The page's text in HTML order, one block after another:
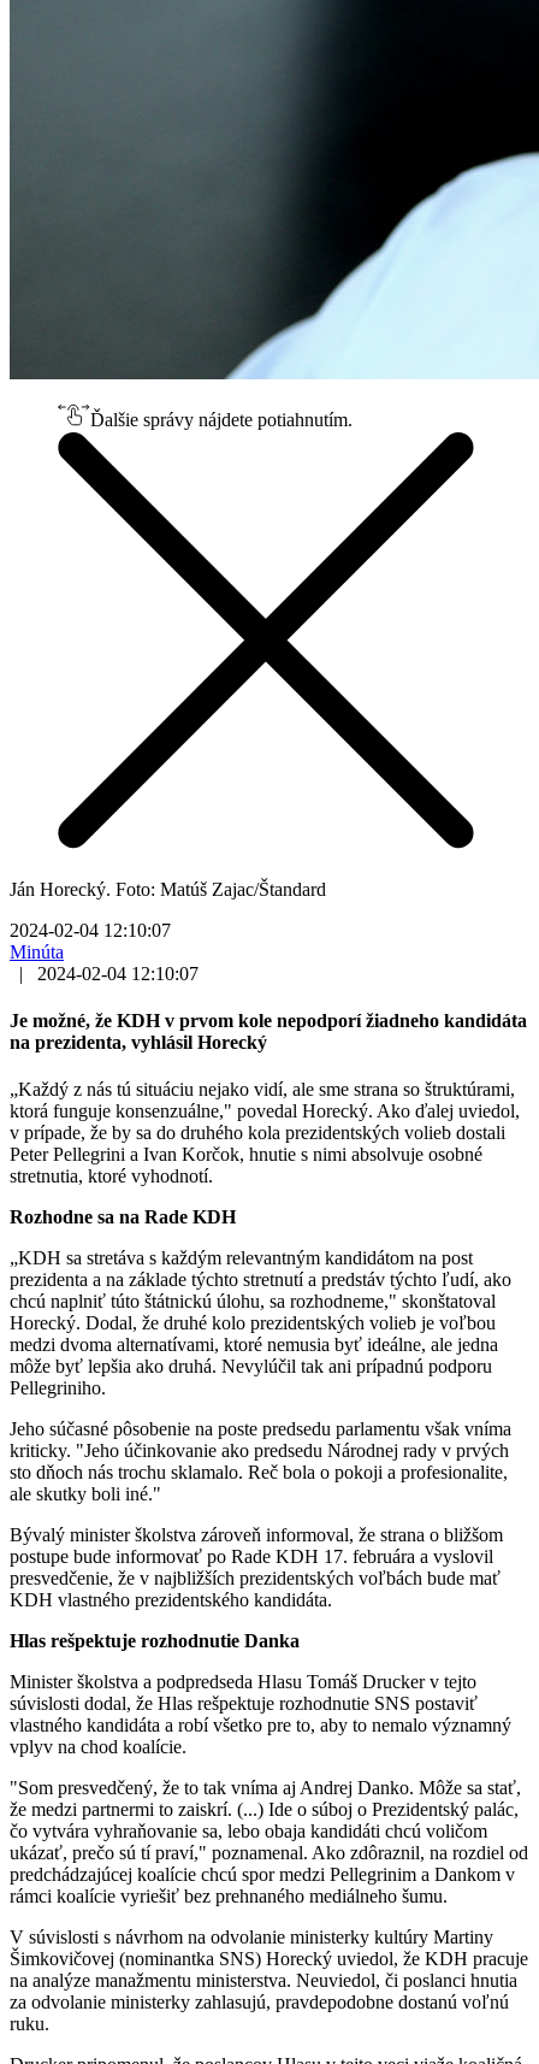
Ďalšie správy nájdete potiahnutím.
Ján Horecký. Foto: Matúš Zajac/Štandard
2024-02-04 12:10:07
Minúta
|
2024-02-04 12:10:07
Je možné, že KDH v prvom kole nepodporí žiadneho kandidáta
na prezidenta, vyhlásil Horecký
„Každý z nás tú situáciu nejako vidí, ale sme strana so štruktúrami,
ktorá funguje konsenzuálne," povedal Horecký. Ako ďalej uviedol,
v prípade, že by sa do druhého kola prezidentských volieb dostali
Peter Pellegrini a Ivan Korčok, hnutie s nimi absolvuje osobné
stretnutia, ktoré vyhodnotí.
Rozhodne sa na Rade KDH
„KDH sa stretáva s každým relevantným kandidátom na post
prezidenta a na základe týchto stretnutí a predstáv týchto ľudí, ako
chcú naplniť túto štátnickú úlohu, sa rozhodneme," skonštatoval
Horecký. Dodal, že druhé kolo prezidentských volieb je voľbou
medzi dvoma alternatívami, ktoré nemusia byť ideálne, ale jedna
môže byť lepšia ako druhá. Nevylúčil tak ani prípadnú podporu
Pellegriniho.
Jeho súčasné pôsobenie na poste predsedu parlamentu však vníma
kriticky. "Jeho účinkovanie ako predsedu Národnej rady v prvých
sto dňoch nás trochu sklamalo. Reč bola o pokoji a profesionalite,
ale skutky boli iné."
Bývalý minister školstva zároveň informoval, že strana o bližšom
postupe bude informovať po Rade KDH 17. februára a vyslovil
presvedčenie, že v najbližších prezidentských voľbách bude mať
KDH vlastného prezidentského kandidáta.
Hlas rešpektuje rozhodnutie Danka
Minister školstva a podpredseda Hlasu Tomáš Drucker v tejto
súvislosti dodal, že Hlas rešpektuje rozhodnutie SNS postaviť
vlastného kandidáta a robí všetko pre to, aby to nemalo významný
vplyv na chod koalície.
"Som presvedčený, že to tak vníma aj Andrej Danko. Môže sa stať,
že medzi partnermi to zaiskrí. (...) Ide o súboj o Prezidentský palác,
čo vytvára vyhraňovanie sa, lebo obaja kandidáti chcú voličom
ukázať, prečo sú tí praví," poznamenal. Ako zdôraznil, na rozdiel od
predchádzajúcej koalície chcú spor medzi Pellegrinim a Dankom v
rámci koalície vyriešiť bez prehnaného mediálneho šumu.
V súvislosti s návrhom na odvolanie ministerky kultúry Martiny
Šimkovičovej (nominantka SNS) Horecký uviedol, že KDH pracuje
na analýze manažmentu ministerstva. Neuviedol, či poslanci hnutia
za odvolanie ministerky zahlasujú, pravdepodobne dostanú voľnú
ruku.